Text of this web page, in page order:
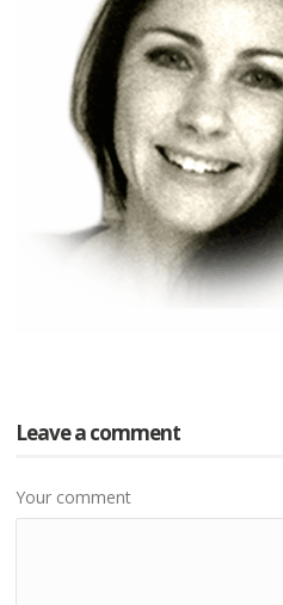
Leave a comment
Your comment